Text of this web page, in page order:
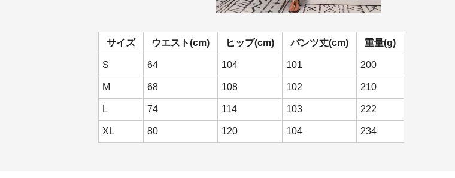
サイズ ウエスト(cm) ヒップ(cm) パンツ丈(cm) 重量(g)
S 64 104 101 200
M 68 108 102 210
L 74 114 103 222
XL 80 120 104 234